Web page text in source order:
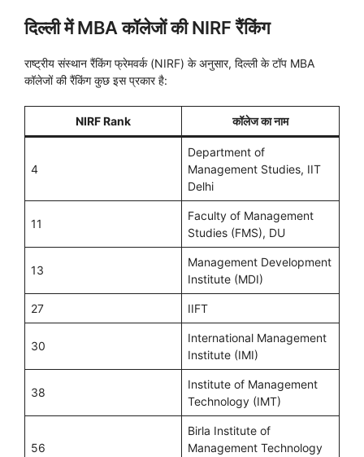
दिल्ली में MBA कॉलेजों की NIRF रैंकिंग
राष्ट्रीय संस्थान रैंकिंग फ्रेमवर्क (NIRF) के अनुसार, दिल्ली के टॉप MBA
कॉलेजों की रैंकिंग कुछ इस प्रकार है:
NIRF Rank कॉलेज का नाम
4
Department of
Management Studies, IIT
Delhi
11
Faculty of Management
Studies (FMS), DU
13
Management Development
Institute (MDI)
27 IIFT
30
International Management
Institute (IMI)
38
Institute of Management
Technology (IMT)
56
Birla Institute of
Management Technology